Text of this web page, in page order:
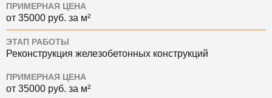
ПРИМЕРНАЯ ЦЕНА
от 35000 руб. за м²
ЭТАП РАБОТЫ
Реконструкция железобетонных конструкций
ПРИМЕРНАЯ ЦЕНА
от 35000 руб. за м²